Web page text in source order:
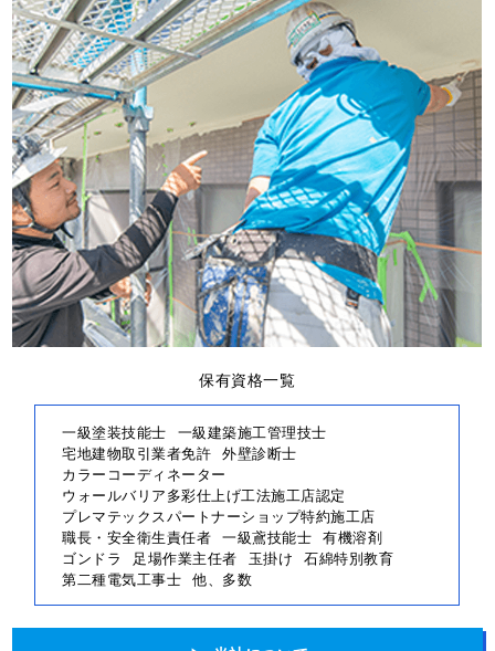
保有資格一覧
一級塗装技能士 一級建築施工管理技士
宅地建物取引業者免許 外壁診断士
カラーコーディネーター
ウォールバリア多彩仕上げ工法施工店認定
プレマテックスパートナーショップ特約施工店
職長・安全衛生責任者 一級鳶技能士 有機溶剤
ゴンドラ
足場作業主任者 玉掛け 石綿特別教育
第二種電気工事士 他、多数